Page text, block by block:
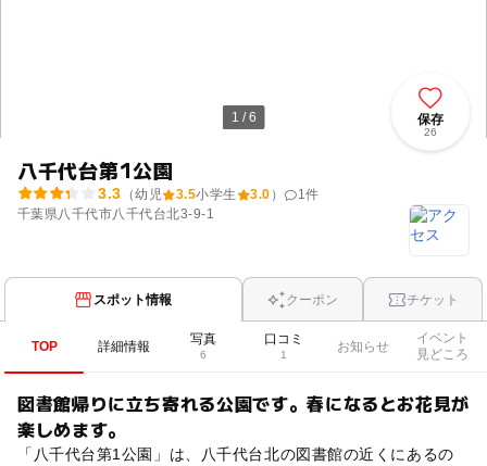
1 / 6
八千代台第1公園
3.3 （幼児 3.5小学生 3.0 ） 1件
千葉県八千代市八千代台北3-9-1
保存
26
スポット情報 クーポン チケット
TOP 詳細情報 写真
6
口コミ
1
お知らせ
イベント
見どころ
図書館帰りに立ち寄れる公園です。春になるとお花見が
楽しめます。
「八千代台第1公園」は、八千代台北の図書館の近くにあるの